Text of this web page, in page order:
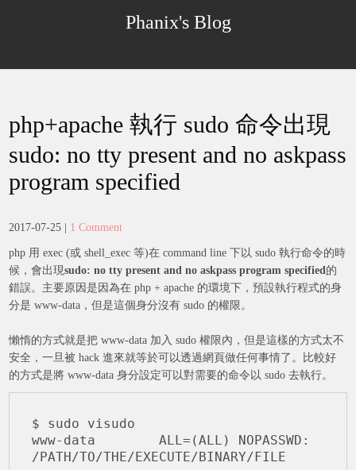
Phanix's Blog
php+apache 執行 sudo 命令出現
sudo: no tty present and no askpass
program specified
2017-07-25 1 Comment
php 用 exec (或 shell_exec 等)在 command line 下以 sudo 執行命令的時
候，會出現sudo: no tty present and no askpass program specified的
錯誤。主要原因是因為在 php + apache 的環境下，預設執行程式的身
分是 www-data，但是這個身分沒有 sudo 的權限。
懶惰的方式就是把 www-data 加入 sudo 權限內，但是這樣的方式太不
安全，一旦被 hack 進來就等於可以透過網頁做任何事情了。比較好
的方式是將 www-data 身分設定可以對需要的命令以 sudo 去執行。
$ sudo visudo
www-data        ALL=(ALL) NOPASSWD:
/PATH/TO/THE/EXECUTE/BINARY/FILE